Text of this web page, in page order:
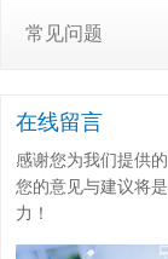
常见问题
在线留言
感谢您为我们提供
您的意见与建议将
力！